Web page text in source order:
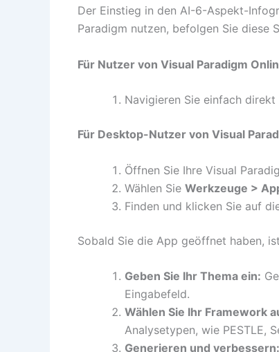
Der Einstieg in den AI-6-Aspekt-
Paradigm nutzen, befolgen Sie diese
Für Nutzer von Visual Paradigm
Navigieren Sie einfach direkt
Für Desktop-Nutzer von Visual
Öffnen Sie Ihre Visual
Wählen Sie Werkzeuge >
Finden und klicken Sie auf
Sobald Sie die App geöffnet haben,
Geben Sie Ihr Thema ein:
Eingabefeld.
Wählen Sie Ihr Framework
Analysetypen, wie PESTLE,
Generieren und verbessern: